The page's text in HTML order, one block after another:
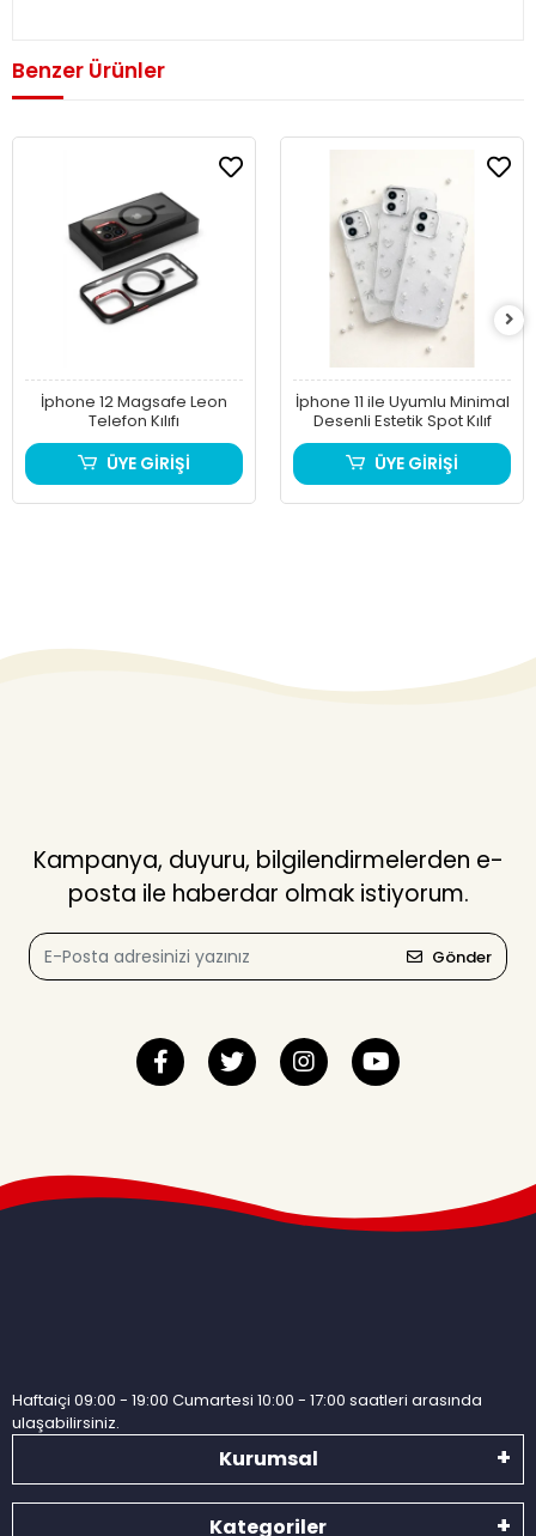
Benzer Ürünler
İphone 12 Magsafe Leon
Telefon Kılıfı
ÜYE GİRİŞİ
İphone 11 ile Uyumlu Minimal
Desenli Estetik Spot Kılıf
ÜYE GİRİŞİ
Kampanya, duyuru, bilgilendirmelerden e-
posta ile haberdar olmak istiyorum.
Gönder
Haftaiçi 09:00 - 19:00 Cumartesi 10:00 - 17:00 saatleri arasında
ulaşabilirsiniz.
Kurumsal
Kategoriler